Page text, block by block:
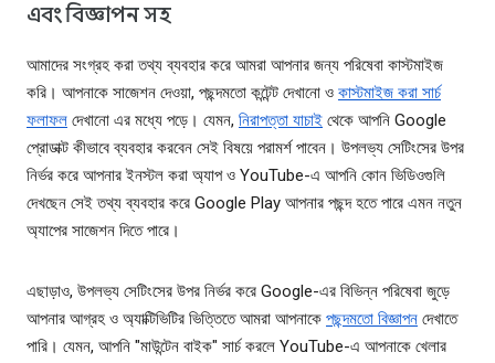
এবং বিজ্ঞাপন সহ
আমাদের সংগ্রহ করা তথ্য ব্যবহার করে আমরা আপনার জন্য পরিষেবা কাস্টমাইজ
করি। আপনাকে সাজেশন দেওয়া, পছন্দমতো কন্টেন্ট দেখানো ও কাস্টমাইজ করা সার্চ
ফলাফল দেখানো এর মধ্যে পড়ে। যেমন, নিরাপত্তা যাচাই থেকে আপনি Google
প্রোডাক্ট কীভাবে ব্যবহার করবেন সেই বিষয়ে পরামর্শ পাবেন। উপলভ্য সেটিংসের উপর
নির্ভর করে আপনার ইনস্টল করা অ্যাপ ও YouTube-এ আপনি কোন ভিডিওগুলি
দেখছেন সেই তথ্য ব্যবহার করে Google Play আপনার পছন্দ হতে পারে এমন নতুন
অ্যাপের সাজেশন দিতে পারে।
এছাড়াও, উপলভ্য সেটিংসের উপর নির্ভর করে Google-এর বিভিন্ন পরিষেবা জুড়ে
আপনার আগ্রহ ও অ্যাক্টিভিটির ভিত্তিতে আমরা আপনাকে পছন্দমতো বিজ্ঞাপন দেখাতে
পারি। যেমন, আপনি "মাউন্টেন বাইক" সার্চ করলে YouTube-এ আপনাকে খেলার